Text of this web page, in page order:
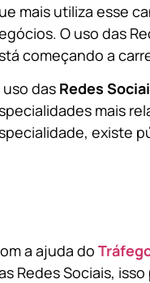
mais utiliza esse
O uso das
começando a
uso das Redes
mais
existe
a ajuda do
Redes Sociais,